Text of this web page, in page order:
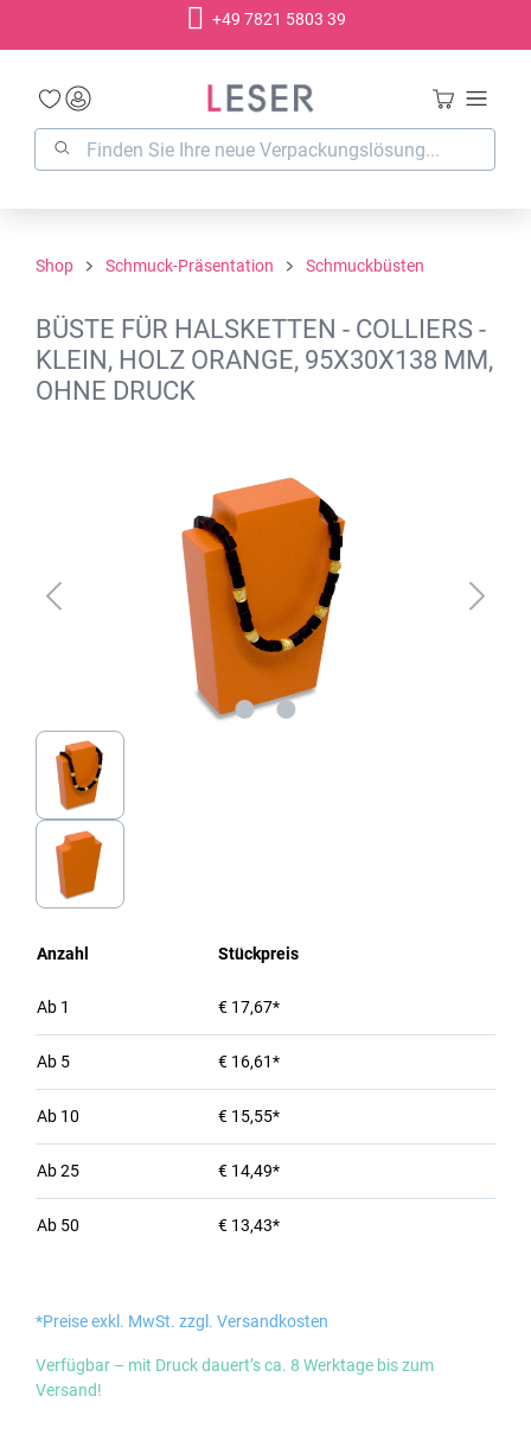
+49 7821 5803 39
Shop Schmuck-Präsentation Schmuckbüsten
BÜSTE FÜR HALSKETTEN - COLLIERS -
KLEIN, HOLZ ORANGE, 95X30X138 MM,
OHNE DRUCK
Anzahl Stückpreis
Ab 1 € 17,67*
Ab 5 € 16,61*
Ab 10 € 15,55*
Ab25 € 14,49*
Ab 50 € 13,43*
*Preise exkl. MwSt. zzgl. Versandkosten
Verfügbar – mit Druck dauert’s ca. 8 Werktage bis zum
Versand!